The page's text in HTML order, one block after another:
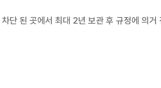
된 곳에서 최대 2년 보관 후 규정에 의거